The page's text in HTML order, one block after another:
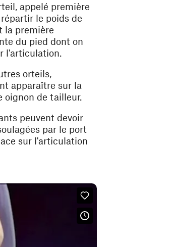
appelé première
le poids de
la première
du pied dont on
l'articulation.
orteils,
apparaître sur la
oignon de tailleur.
peuvent devoir
par le port
sur l'articulation